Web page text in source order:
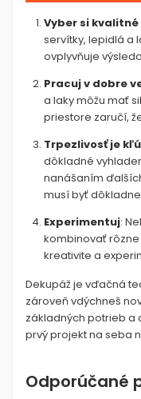
Vyber si
servítky, lepidlá a
ovplyvňuje
Pracuj v dobre
a laky môžu mať
priestore zaručí,
Trpezlivosť je
dôkladné
nanášaním
musí byť
Experimentuj:
kombinovať rôzne
kreativite a
Dekupáž je vďačná
zároveň vdýchneš
základných potrieb a
prvý projekt na seba
Odporúčané